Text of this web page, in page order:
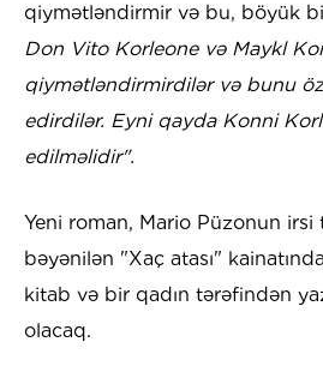
qiymətləndirmir və bu, böyük
Don Vito Korleone və Maykl
qiymətləndirmirdilər və bunu
edirdilər. Eyni qayda Konni
edilməlidir".
Yeni roman, Mario Püzonun irsi
bəyənilən "Xaç atası"
kitab və bir qadın tərəfindən
olacaq.